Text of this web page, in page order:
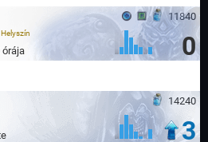
11840
órája 0
14240
3